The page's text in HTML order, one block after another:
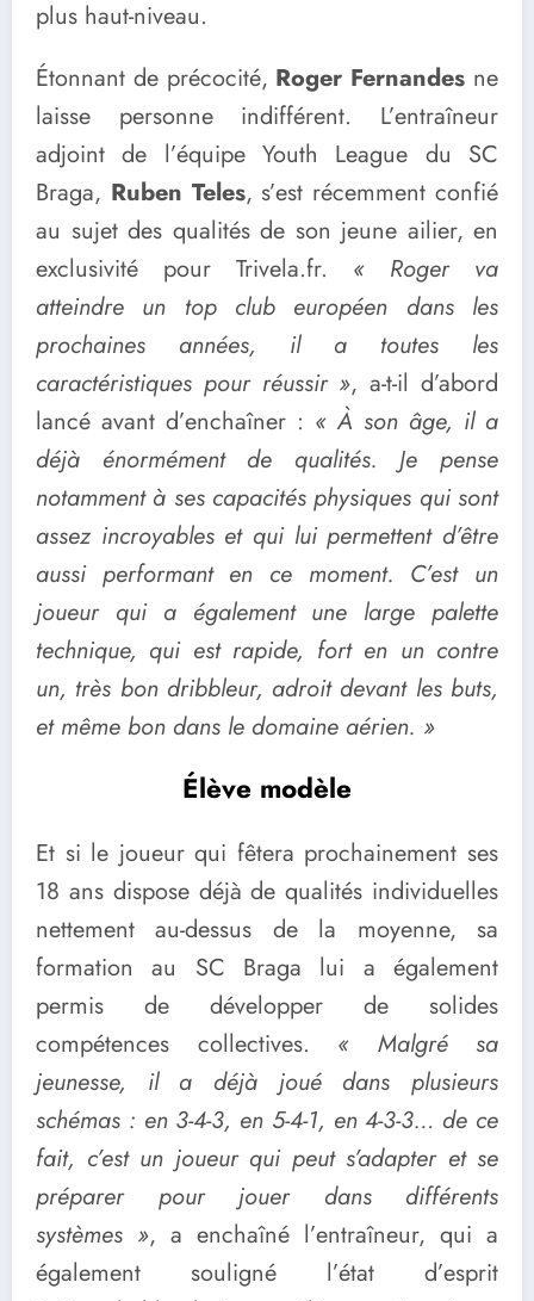
plus haut-niveau.
Étonnant de précocité, Roger Fernandes ne
laisse personne indifférent. L’entraîneur
adjoint de l’équipe Youth League du SC
Braga, Ruben Teles, s’est récemment confié
au sujet des qualités de son jeune ailier, en
exclusivité pour Trivela.fr. « Roger va
atteindre un top club européen dans les
prochaines années, il a toutes les
caractéristiques pour réussir », a-t-il d’abord
lancé avant d’enchaîner : « À son âge, il a
déjà énormément de qualités. Je pense
notamment à ses capacités physiques qui sont
assez incroyables et qui lui permettent d’être
aussi performant en ce moment. C’est un
joueur qui a également une large palette
technique, qui est rapide, fort en un contre
un, très bon dribbleur, adroit devant les buts,
et même bon dans le domaine aérien. »
Élève modèle
Et si le joueur qui fêtera prochainement ses
18 ans dispose déjà de qualités individuelles
nettement au-dessus de la moyenne, sa
formation au SC Braga lui a également
permis de développer de solides
compétences collectives. « Malgré sa
jeunesse, il a déjà joué dans plusieurs
schémas : en 3-4-3, en 5-4-1, en 4-3-3… de ce
fait, c’est un joueur qui peut s’adapter et se
préparer pour jouer dans différents
systèmes », a enchaîné l’entraîneur, qui a
également souligné l’état d’esprit